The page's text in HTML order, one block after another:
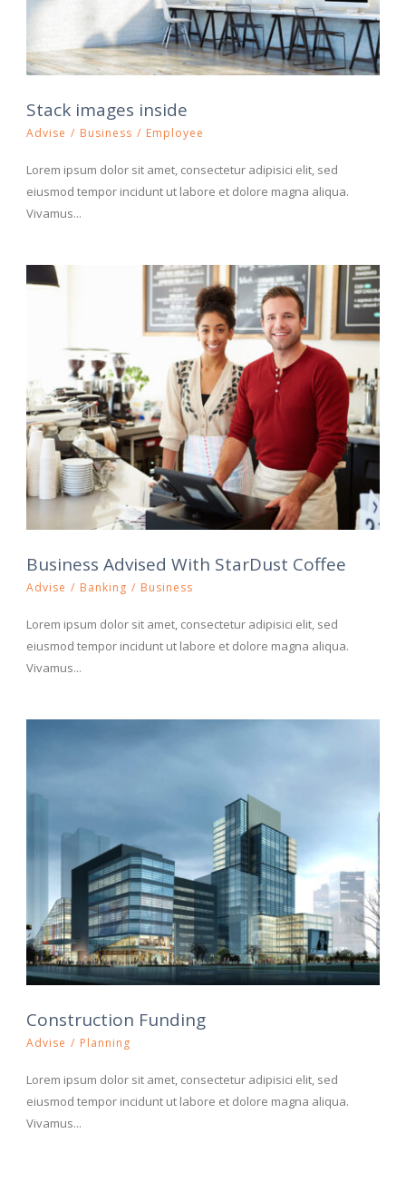
Stack images inside
Advise / Business / Employee
Lorem ipsum dolor sit amet, consectetur adipisici elit, sed
eiusmod tempor incidunt ut labore et dolore magna aliqua.
Vivamus...
Business Advised With StarDust Coffee
Advise / Banking / Business
Lorem ipsum dolor sit amet, consectetur adipisici elit, sed
eiusmod tempor incidunt ut labore et dolore magna aliqua.
Vivamus...
Construction Funding
Advise / Planning
Lorem ipsum dolor sit amet, consectetur adipisici elit, sed
eiusmod tempor incidunt ut labore et dolore magna aliqua.
Vivamus...